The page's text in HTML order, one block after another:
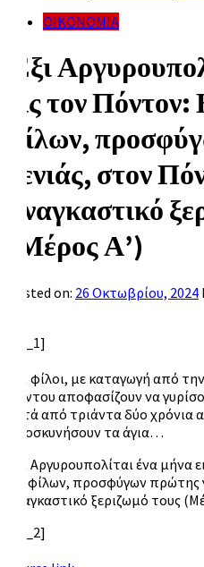
ΟΙΚΟΝΟΜΙΑ
Έξι
εις τον
φίλων,
γενιάς, στον
αναγκαστικό
(Μέρος Α’)
Posted on: 26 Οκτωβρίου, 2024
[ad_1]
Έξι φίλοι, με καταγωγή από
Πόντου αποφασίζουν να
μετά από τριάντα δύο χρόνια
προσκυνήσουν τα άγια…
Έξι Αργυρουπολίται ένα
έξι φίλων, προσφύγων
αναγκαστικό ξεριζωμό τους
[ad_2]